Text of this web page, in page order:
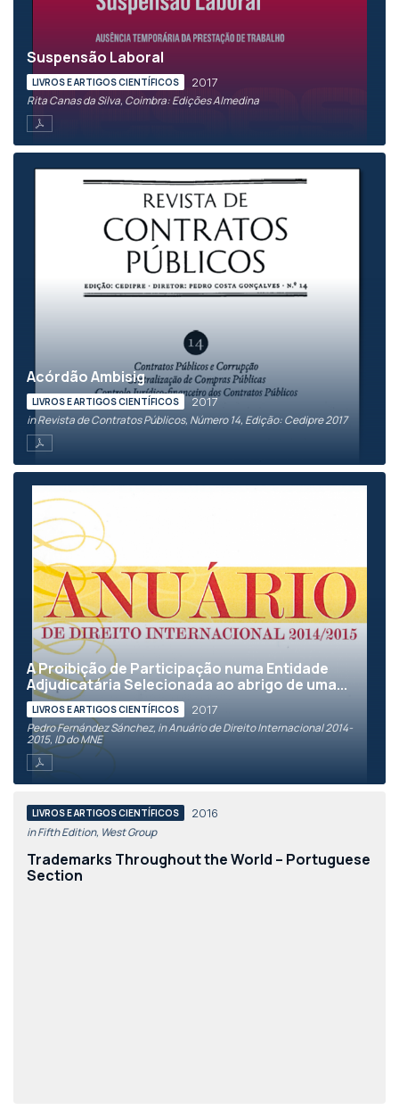
Suspensão Laboral
LIVROS E ARTIGOS CIENTÍFICOS 2017
Rita Canas da Silva, Coimbra: Edições Almedina
Acórdão Ambisig
LIVROS E ARTIGOS CIENTÍFICOS 2017
in Revista de Contratos Públicos, Número 14, Edição: Cedipre 2017
A Proibição de Participação numa Entidade
Adjudicatária Selecionada ao abrigo de uma...
LIVROS E ARTIGOS CIENTÍFICOS 2017
Pedro Fernández Sánchez, in Anuário de Direito Internacional 2014-
2015, ID do MNE
LIVROS E ARTIGOS CIENTÍFICOS 2016
in Fifth Edition, West Group
Trademarks Throughout the World – Portuguese
Section